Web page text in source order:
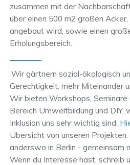
zusammen mit der
über einen 500 m2 großen
angebaut wird, sowie einen
Erholungsbereich.
Wir gärtnern sozial-ökologisch
Gerechtigkeit, mehr Miteinander
Wir bieten Workshops, Seminare
Bereich Umweltbildung und DIY,
Inklusion uns sehr wichtig sind.
Übersicht von unseren
anderswo in Berlin - gemeinsam
Wenn du Interesse hast, schreib